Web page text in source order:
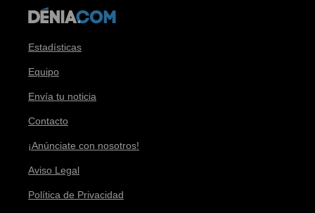
Estadísticas
Equipo
Envía tu noticia
Contacto
¡Anúnciate con nosotros!
Aviso Legal
Política de Privacidad